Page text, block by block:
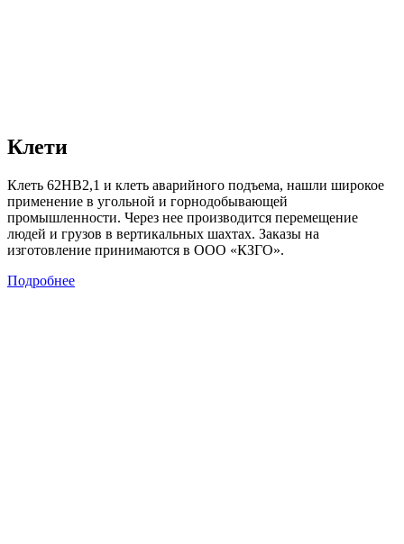
Клети
Клеть 62НВ2,1 и клеть аварийного подъема, нашли широкое
применение в угольной и горнодобывающей
промышленности. Через нее производится перемещение
людей и грузов в вертикальных шахтах. Заказы на
изготовление принимаются в ООО «КЗГО».
Подробнее